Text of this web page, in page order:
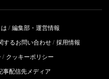
編集部・運営情報
するお問い合わせ 採用情報
クッキーポリシー
事配信先メディア